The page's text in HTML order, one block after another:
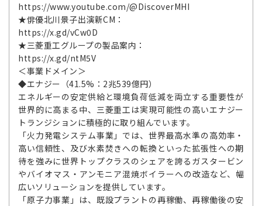
https://www.youtube.com/@DiscoverMHI
★俳優北川景子出演新CM：
https://x.gd/vCw0D
★三菱重工グループの製品案内：
https://x.gd/ntM5V
＜事業ドメイン＞
◆エナジー（41.5%：2兆539億円）
エネルギーの安定供給と環境負荷低減を両立する重要性が
世界的に高まる中、三菱重工は実現可能性の高いエナジー
トランジションに積極的に取り組んでいます。
「火力発電システム事業」では、世界最高水準の高効率・
高い信頼性、及び水素焚きへの転換といった拡張性への期
待を強みに世界トップクラスのシェアを誇るガスタービン
やバイオマス・アンモニア混焼ボイラーへの改造など、幅
広いソリューションを提供しています。
「原子力事業」は、既設プラントの再稼働、再稼働後の安